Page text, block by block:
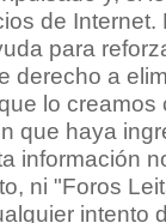
de
para
derecho a
lo
que haya
información
ni "Foros
intento